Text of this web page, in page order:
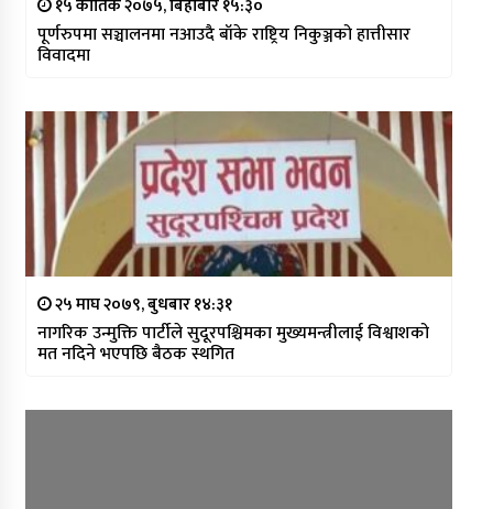
१५ कार्तिक २०७५, बिहीबार १५:३०
पूर्णरुपमा सञ्चालनमा नआउदै बाँके राष्ट्रिय निकुञ्जको हात्तीसार
विवादमा
२५ माघ २०७९, बुधबार १४:३१
नागरिक उन्मुक्ति पार्टीले सुदूरपश्चिमका मुख्यमन्त्रीलाई विश्वाशको
मत नदिने भएपछि बैठक स्थगित